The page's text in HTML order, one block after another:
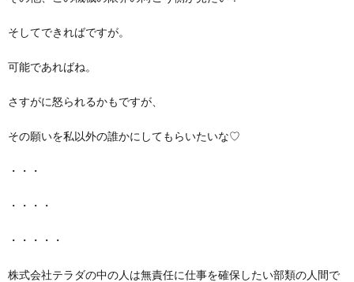
そしてできればですが。
可能であればね。
さすがに怒られるかもですが、
その願いを私以外の誰かにしてもらいたいな♡
・・・
・・・・
・・・・・
株式会社テラダの中の人は無責任に仕事を確保したい部類の人間で